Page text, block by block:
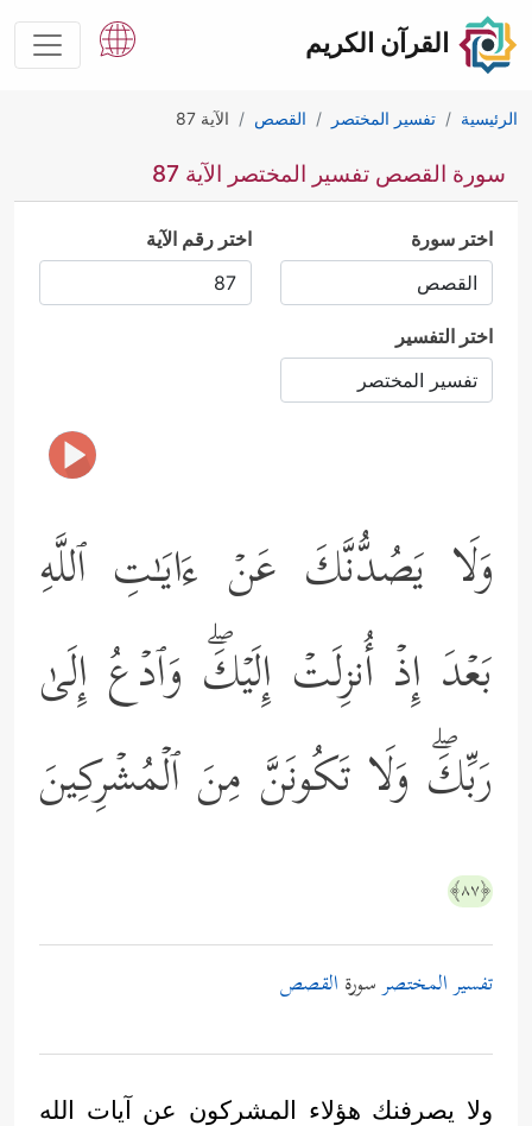
القرآن الكريم
الرئيسية تفسير المختصر القصص الآية 87
سورة القصص تفسير المختصر الآية 87
اختر سورة اختر رقم الآية
اختر التفسير
وَلَا یَصُدُّنَّكَ عَنۡ ءَایَـٰتِ ٱللَّهِ
بَعۡدَ إِذۡ أُنزِلَتۡ إِلَیۡكَۖ وَٱدۡعُ إِلَىٰ
رَبِّكَۖ وَلَا تَكُونَنَّ مِنَ ٱلۡمُشۡرِكِینَ
﴿٨٧﴾
تفسير المختصرسورة القصص
ولا يصرفنك هؤلاء المشركون عن آيات الله